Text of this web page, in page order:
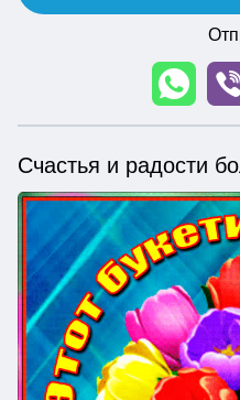
Счастья и радости